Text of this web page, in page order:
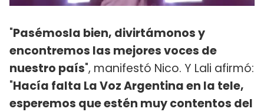
"Pasémosla bien, divirtámonos y
encontremos las mejores voces de
nuestro país", manifestó Nico. Y Lali afirmó:
"Hacía falta La Voz Argentina en la tele,
esperemos que estén muy contentos del